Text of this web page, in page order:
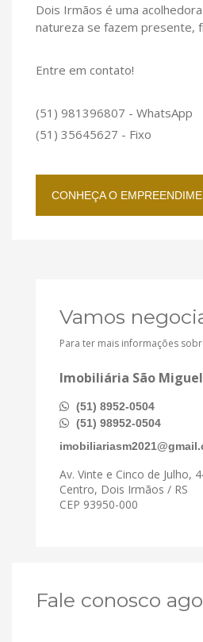
Dois Irmãos é uma
natureza se fazem presente,
Entre em contato!
(51) 981396807 - WhatsApp
(51) 35645627 - Fixo
CONHEÇA O
Vamos
Para ter mais informações
Imobiliária São Miguel
(51) 8952-0504
(51) 98952-0504
Av. Vinte e Cinco de Julho,
Centro, Dois Irmãos / RS
CEP 93950-000
Fale conosco